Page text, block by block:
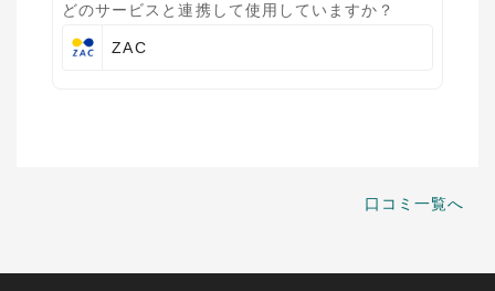
どのサービスと連携して使用していますか？
ZAC
口コミ一覧へ